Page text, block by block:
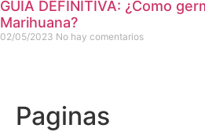
GUIA DEFINITIVA: ¿Como
Marihuana?
02/05/2023 No hay comentarios
Paginas